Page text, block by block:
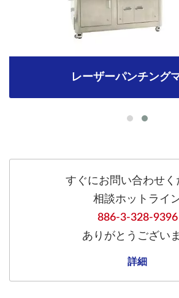
レーザーパンチング
すぐにお問い合わせく
相談ホットライ
886-3-328-9396
ありがとうござい
詳細